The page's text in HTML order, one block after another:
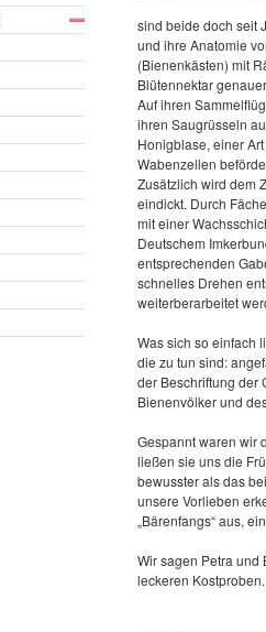
sind beide doch seit
und ihre Anatomie
(Bienenkästen) mit
Blütennektar
Auf ihren
ihren Saugrüsseln
Honigblase, einer
Wabenzellen
Zusätzlich wird dem
eindickt. Durch
mit einer
Deutschem
entsprechenden
schnelles Drehen
weiterberarbeitet
Was sich so einfach
die zu tun sind:
der Beschriftung der
Bienenvölker und
Gespannt waren wir
ließen sie uns die
bewusster als das
unsere Vorlieben
„Bärenfangs“ aus,
Wir sagen Petra und
leckeren Kostproben.